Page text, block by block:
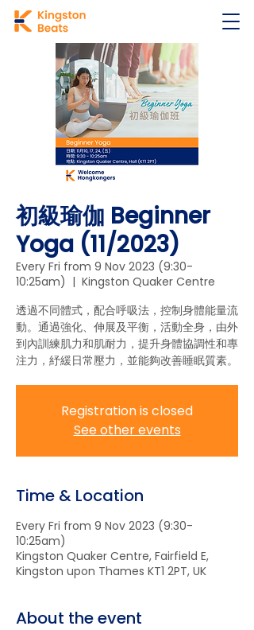
初級瑜伽 Beginner
Yoga (11/2023)
Every Fri from 9 Nov 2023 (9:30-
10:25am)
  |
Kingston Quaker Centre
透過不同體式，配合呼吸法，控制身體能量流
動。通過強化、伸展及平衡，活動全身，由外
到內訓練肌力和肌耐力，提升身體協調性和專
注力，紓緩日常壓力，並能夠改善睡眠質素。
Registration is closed
See other events
Time & Location
Every Fri from 9 Nov 2023 (9:30-
10:25am)
Kingston Quaker Centre, Fairfield E,
Kingston upon Thames KT1 2PT, UK
About the event